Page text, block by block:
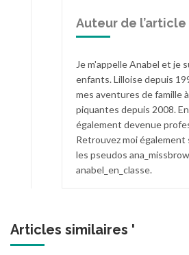
Auteur de l’article
Je m'appelle Anabel et je
enfants. Lilloise depuis
mes aventures de famille
piquantes depuis 2008.
également devenue
Retrouvez moi
les pseudos
anabel_en_classe.
Articles similaires '